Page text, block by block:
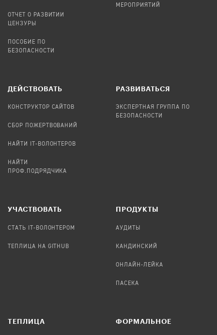
ОТЧЕТ О РАЗВИТИИ
ЦЕНЗУРЫ
ПОСОБИЕ ПО
БЕЗОПАСНОСТИ
МЕРОПРИЯТИЙ
ДЕЙСТВОВАТЬ
КОНСТРУКТОР САЙТОВ
СБОР ПОЖЕРТВОВАНИЙ
НАЙТИ IT-ВОЛОНТЕРОВ
НАЙТИ
ПРОФ.ПОДРЯДЧИКА
РАЗВИВАТЬСЯ
ЭКСПЕРТНАЯ ГРУППА ПО
БЕЗОПАСНОСТИ
УЧАСТВОВАТЬ
СТАТЬ IT-ВОЛОНТЕРОМ
ТЕПЛИЦА НА GITHUB
ПРОДУКТЫ
АУДИТЫ
КАНДИНСКИЙ
ОНЛАЙН-ЛЕЙКА
ПАСЕКА
TЕПЛИЦА ФОРМАЛЬНОЕ